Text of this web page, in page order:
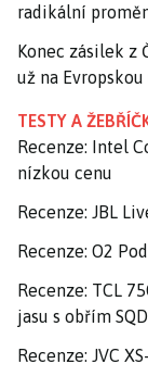
radikální
Konec zásilek z
už na
TESTY A
Recenze: Intel
nízkou cenu
Recenze: JBL
Recenze: O2
Recenze: TCL
jasu s obřím
Recenze: JVC